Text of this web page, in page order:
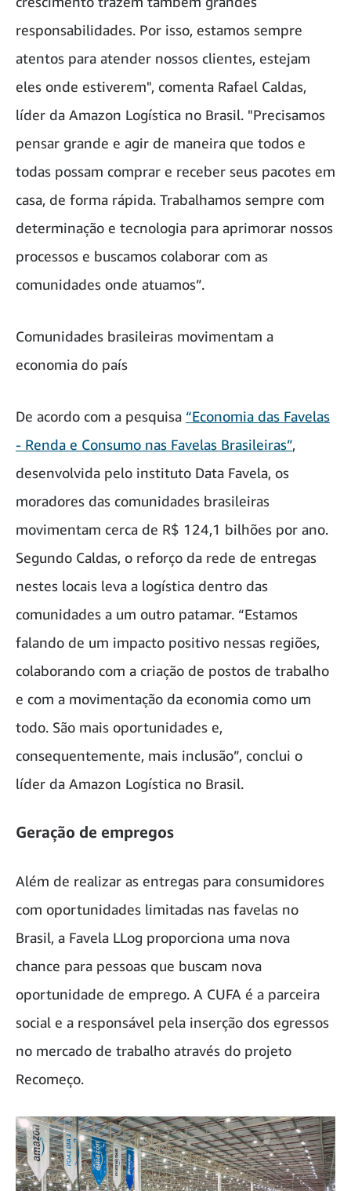
responsabilidades. Por isso, estamos sempre
atentos para atender nossos clientes, estejam
eles onde estiverem", comenta Rafael Caldas,
líder da Amazon Logística no Brasil. "Precisamos
pensar grande e agir de maneira que todos e
todas possam comprar e receber seus pacotes em
casa, de forma rápida. Trabalhamos sempre com
determinação e tecnologia para aprimorar nossos
processos e buscamos colaborar com as
comunidades onde atuamos”.
Comunidades brasileiras movimentam a
economia do país
De acordo com a pesquisa “Economia das Favelas
- Renda e Consumo nas Favelas Brasileiras”,
desenvolvida pelo instituto Data Favela, os
moradores das comunidades brasileiras
movimentam cerca de R$ 124,1 bilhões por ano.
Segundo Caldas, o reforço da rede de entregas
nestes locais leva a logística dentro das
comunidades a um outro patamar. “Estamos
falando de um impacto positivo nessas regiões,
colaborando com a criação de postos de trabalho
e com a movimentação da economia como um
todo. São mais oportunidades e,
consequentemente, mais inclusão”, conclui o
líder da Amazon Logística no Brasil.
Geração de empregos
Além de realizar as entregas para consumidores
com oportunidades limitadas nas favelas no
Brasil, a Favela LLog proporciona uma nova
chance para pessoas que buscam nova
oportunidade de emprego. A CUFA é a parceira
social e a responsável pela inserção dos egressos
no mercado de trabalho através do projeto
Recomeço.